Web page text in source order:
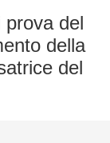
prova del
della
del